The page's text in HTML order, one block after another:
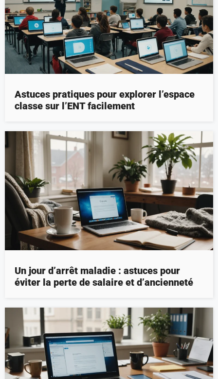
Astuces pratiques pour explorer l’espace
classe sur l’ENT facilement
Un jour d’arrêt maladie : astuces pour
éviter la perte de salaire et d’ancienneté